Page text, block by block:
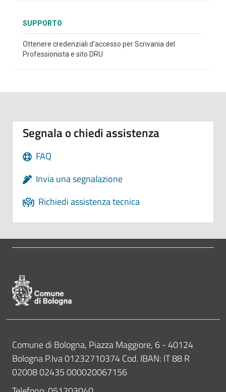
SUPPORTO
Ottenere credenziali d'accesso per Scrivania del
Professionista e sito DRU
Segnala o chiedi assistenza
FAQ
Invia una segnalazione
Richiedi assistenza tecnica
Contatti
Comune di Bologna, Piazza Maggiore, 6 - 40124
Bologna P.Iva 01232710374 Cod. IBAN: IT 88 R
02008 02435 000020067156